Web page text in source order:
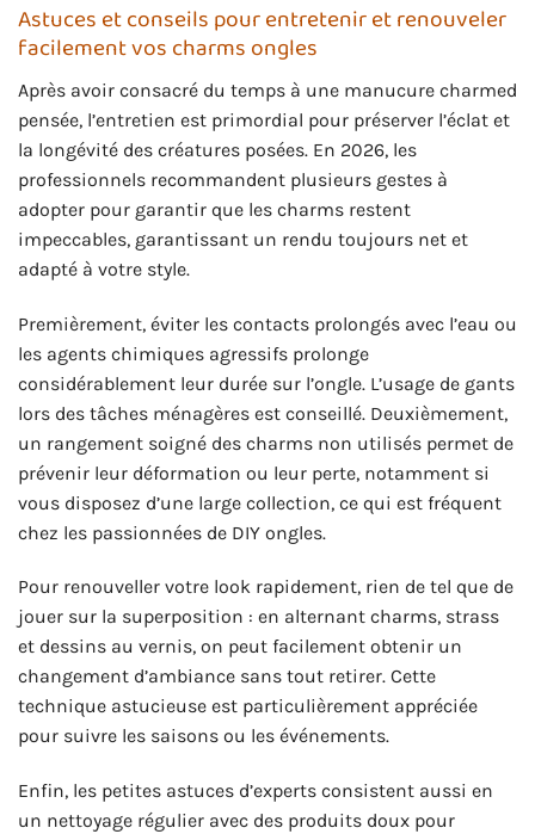
Astuces et conseils pour entretenir et renouveler
facilement vos charms ongles
Après avoir consacré du temps à une manucure charmed
pensée, l’entretien est primordial pour préserver l’éclat et
la longévité des créatures posées. En 2026, les
professionnels recommandent plusieurs gestes à
adopter pour garantir que les charms restent
impeccables, garantissant un rendu toujours net et
adapté à votre style.
Premièrement, éviter les contacts prolongés avec l’eau ou
les agents chimiques agressifs prolonge
considérablement leur durée sur l’ongle. L’usage de gants
lors des tâches ménagères est conseillé. Deuxièmement,
un rangement soigné des charms non utilisés permet de
prévenir leur déformation ou leur perte, notamment si
vous disposez d’une large collection, ce qui est fréquent
chez les passionnées de DIY ongles.
Pour renouveller votre look rapidement, rien de tel que de
jouer sur la superposition : en alternant charms, strass
et dessins au vernis, on peut facilement obtenir un
changement d’ambiance sans tout retirer. Cette
technique astucieuse est particulièrement appréciée
pour suivre les saisons ou les événements.
Enfin, les petites astuces d’experts consistent aussi en
un nettoyage régulier avec des produits doux pour